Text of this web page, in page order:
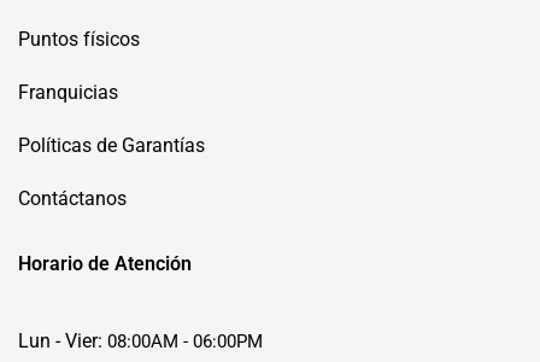
Puntos físicos
Franquicias
Políticas de Garantías
Contáctanos
Horario de Atención
Lun - Vier: 08:00AM - 06:00PM